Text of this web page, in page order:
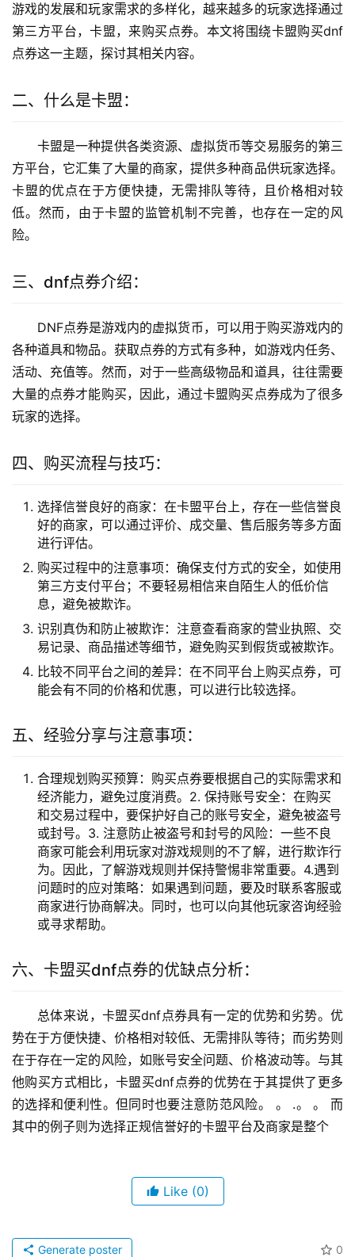
游戏的发展和玩家需求的多样化，越来越多的玩家选择通过
第三方平台，卡盟，来购买点券。本文将围绕卡盟购买dnf
点券这一主题，探讨其相关内容。
二、什么是卡盟：
卡盟是一种提供各类资源、虚拟货币等交易服务的第三
方平台，它汇集了大量的商家，提供多种商品供玩家选择。
卡盟的优点在于方便快捷，无需排队等待，且价格相对较
低。然而，由于卡盟的监管机制不完善，也存在一定的风
险。
三、dnf点券介绍：
DNF点券是游戏内的虚拟货币，可以用于购买游戏内的
各种道具和物品。获取点券的方式有多种，如游戏内任务、
活动、充值等。然而，对于一些高级物品和道具，往往需要
大量的点券才能购买，因此，通过卡盟购买点券成为了很多
玩家的选择。
四、购买流程与技巧：
选择信誉良好的商家：在卡盟平台上，存在一些信誉良
好的商家，可以通过评价、成交量、售后服务等多方面
进行评估。
购买过程中的注意事项：确保支付方式的安全，如使用
第三方支付平台；不要轻易相信来自陌生人的低价信
息，避免被欺诈。
识别真伪和防止被欺诈：注意查看商家的营业执照、交
易记录、商品描述等细节，避免购买到假货或被欺诈。
比较不同平台之间的差异：在不同平台上购买点券，可
能会有不同的价格和优惠，可以进行比较选择。
五、经验分享与注意事项：
合理规划购买预算：购买点券要根据自己的实际需求和
经济能力，避免过度消费。2. 保持账号安全：在购买
和交易过程中，要保护好自己的账号安全，避免被盗号
或封号。3. 注意防止被盗号和封号的风险：一些不良
商家可能会利用玩家对游戏规则的不了解，进行欺诈行
为。因此，了解游戏规则并保持警惕非常重要。4.遇到
问题时的应对策略：如果遇到问题，要及时联系客服或
商家进行协商解决。同时，也可以向其他玩家咨询经验
或寻求帮助。
六、卡盟买dnf点券的优缺点分析：
总体来说，卡盟买dnf点券具有一定的优势和劣势。优
势在于方便快捷、价格相对较低、无需排队等待；而劣势则
在于存在一定的风险，如账号安全问题、价格波动等。与其
他购买方式相比，卡盟买dnf点券的优势在于其提供了更多
的选择和便利性。但同时也要注意防范风险。 。 .。 。 而
其中的例子则为选择正规信誉好的卡盟平台及商家是整个
Like (0)
0
Generate poster